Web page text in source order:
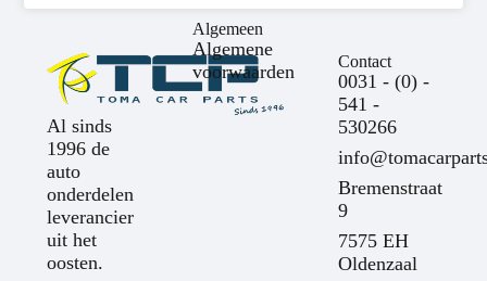
Al sinds
1996 de
auto
onderdelen
leverancier
uit het
oosten.
Algemeen
Algemene
voorwaarden
Contact
0031 - (0) -
541 -
530266
Bremenstraat
9
7575 EH
Oldenzaal